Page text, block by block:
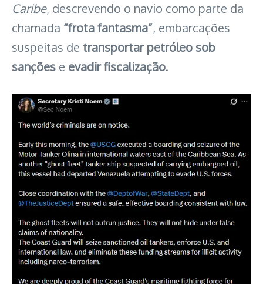
Caribe, descrevendo o navio como parte da
chamada “frota fantasma”, embarcações
suspeitas de transportar petróleo sob
sanções e evadir fiscalização.